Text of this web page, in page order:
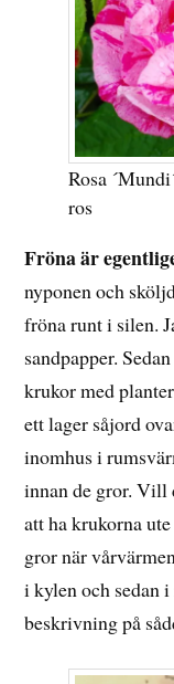
Rosa
ros
Fröna är
nyponen och
fröna runt i silen.
sandpapper.
krukor med
ett lager såjord
inomhus i
innan de gror. Vill
att ha krukorna
gror när
i kylen och sedan
beskrivning på